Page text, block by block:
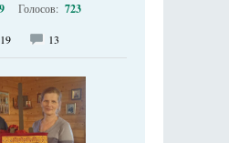
Голосов: 723
13